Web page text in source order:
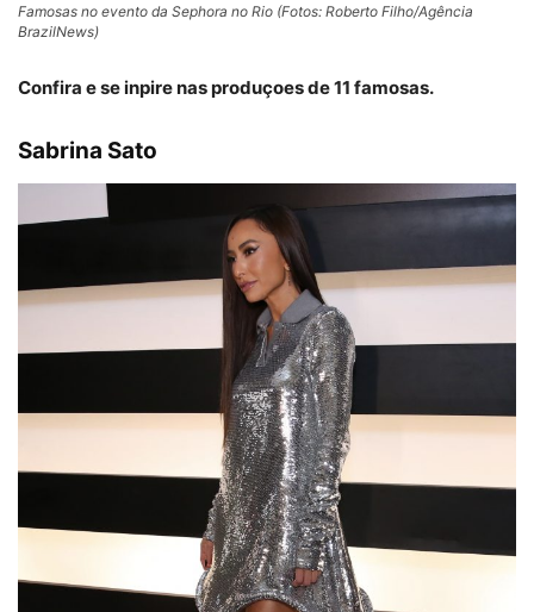
Famosas no evento da Sephora no Rio (Fotos: Roberto Filho/Agência
BrazilNews)
Confira e se inpire nas produçoes de 11 famosas.
Sabrina Sato